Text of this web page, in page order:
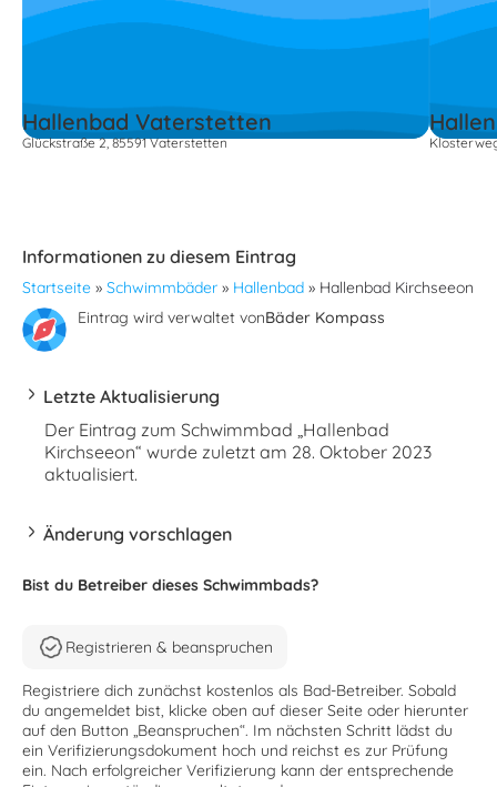
Hallenbad Vaterstetten
Glückstraße 2, 85591 Vaterstetten
Informationen zu diesem Eintrag
Startseite » Schwimmbäder » Hallenbad » Hallenbad Kirchseeon
Eintrag wird verwaltet vonBäder Kompass
Letzte Aktualisierung
Der Eintrag zum Schwimmbad „Hallenbad
Kirchseeon“ wurde zuletzt am 28. Oktober 2023
aktualisiert.
Änderung vorschlagen
Bist du Betreiber dieses Schwimmbads?
Registrieren & beanspruchen
Registriere dich zunächst kostenlos als Bad-Betreiber. Sobald
du angemeldet bist, klicke oben auf dieser Seite oder hierunter
auf den Button „Beanspruchen“. Im nächsten Schritt lädst du
ein Verifizierungsdokument hoch und reichst es zur Prüfung
ein. Nach erfolgreicher Verifizierung kann der entsprechende